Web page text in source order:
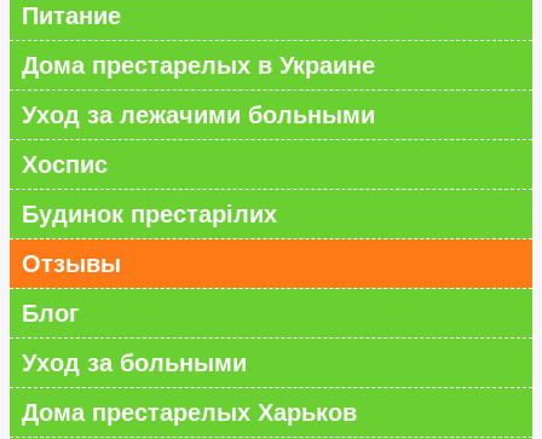
Питание
Дома престарелых в Украине
Уход за лежачими больными
Хоспис
Будинок престарілих
Отзывы
Блог
Уход за больными
Дома престарелых Харьков